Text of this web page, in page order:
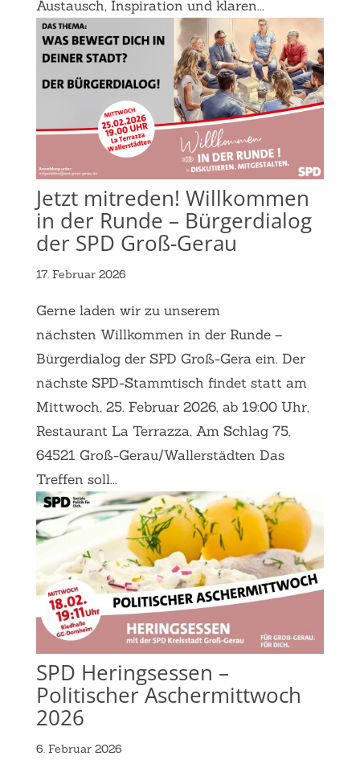
Austausch, Inspiration und klaren...
Jetzt mitreden! Willkommen
in der Runde – Bürgerdialog
der SPD Groß-Gerau
17. Februar 2026
Gerne laden wir zu unserem
nächsten Willkommen in der Runde –
Bürgerdialog der SPD Groß-Gera ein. Der
nächste SPD-Stammtisch findet statt am
Mittwoch, 25. Februar 2026, ab 19:00 Uhr,
Restaurant La Terrazza, Am Schlag 75,
64521 Groß-Gerau/Wallerstädten Das
Treffen soll...
SPD Heringsessen –
Politischer Aschermittwoch
2026
6. Februar 2026